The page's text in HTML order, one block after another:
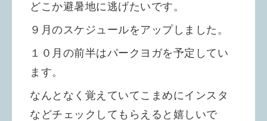
どこか避暑地に逃げたいです。
９月のスケジュールをアップしました。
１０月の前半はパークヨガを予定してい
ます。
なんとなく覚えていてこまめにインスタ
などチェックしてもらえると嬉しいで